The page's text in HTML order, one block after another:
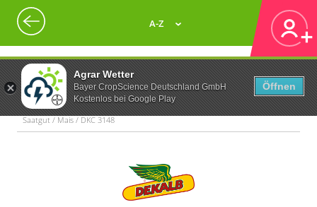
Agrar Wetter
Bayer CropScience Deutschland GmbH
Kostenlos bei Google Play
Öffnen
A-Z
Saatgut / Mais / DKC 3148